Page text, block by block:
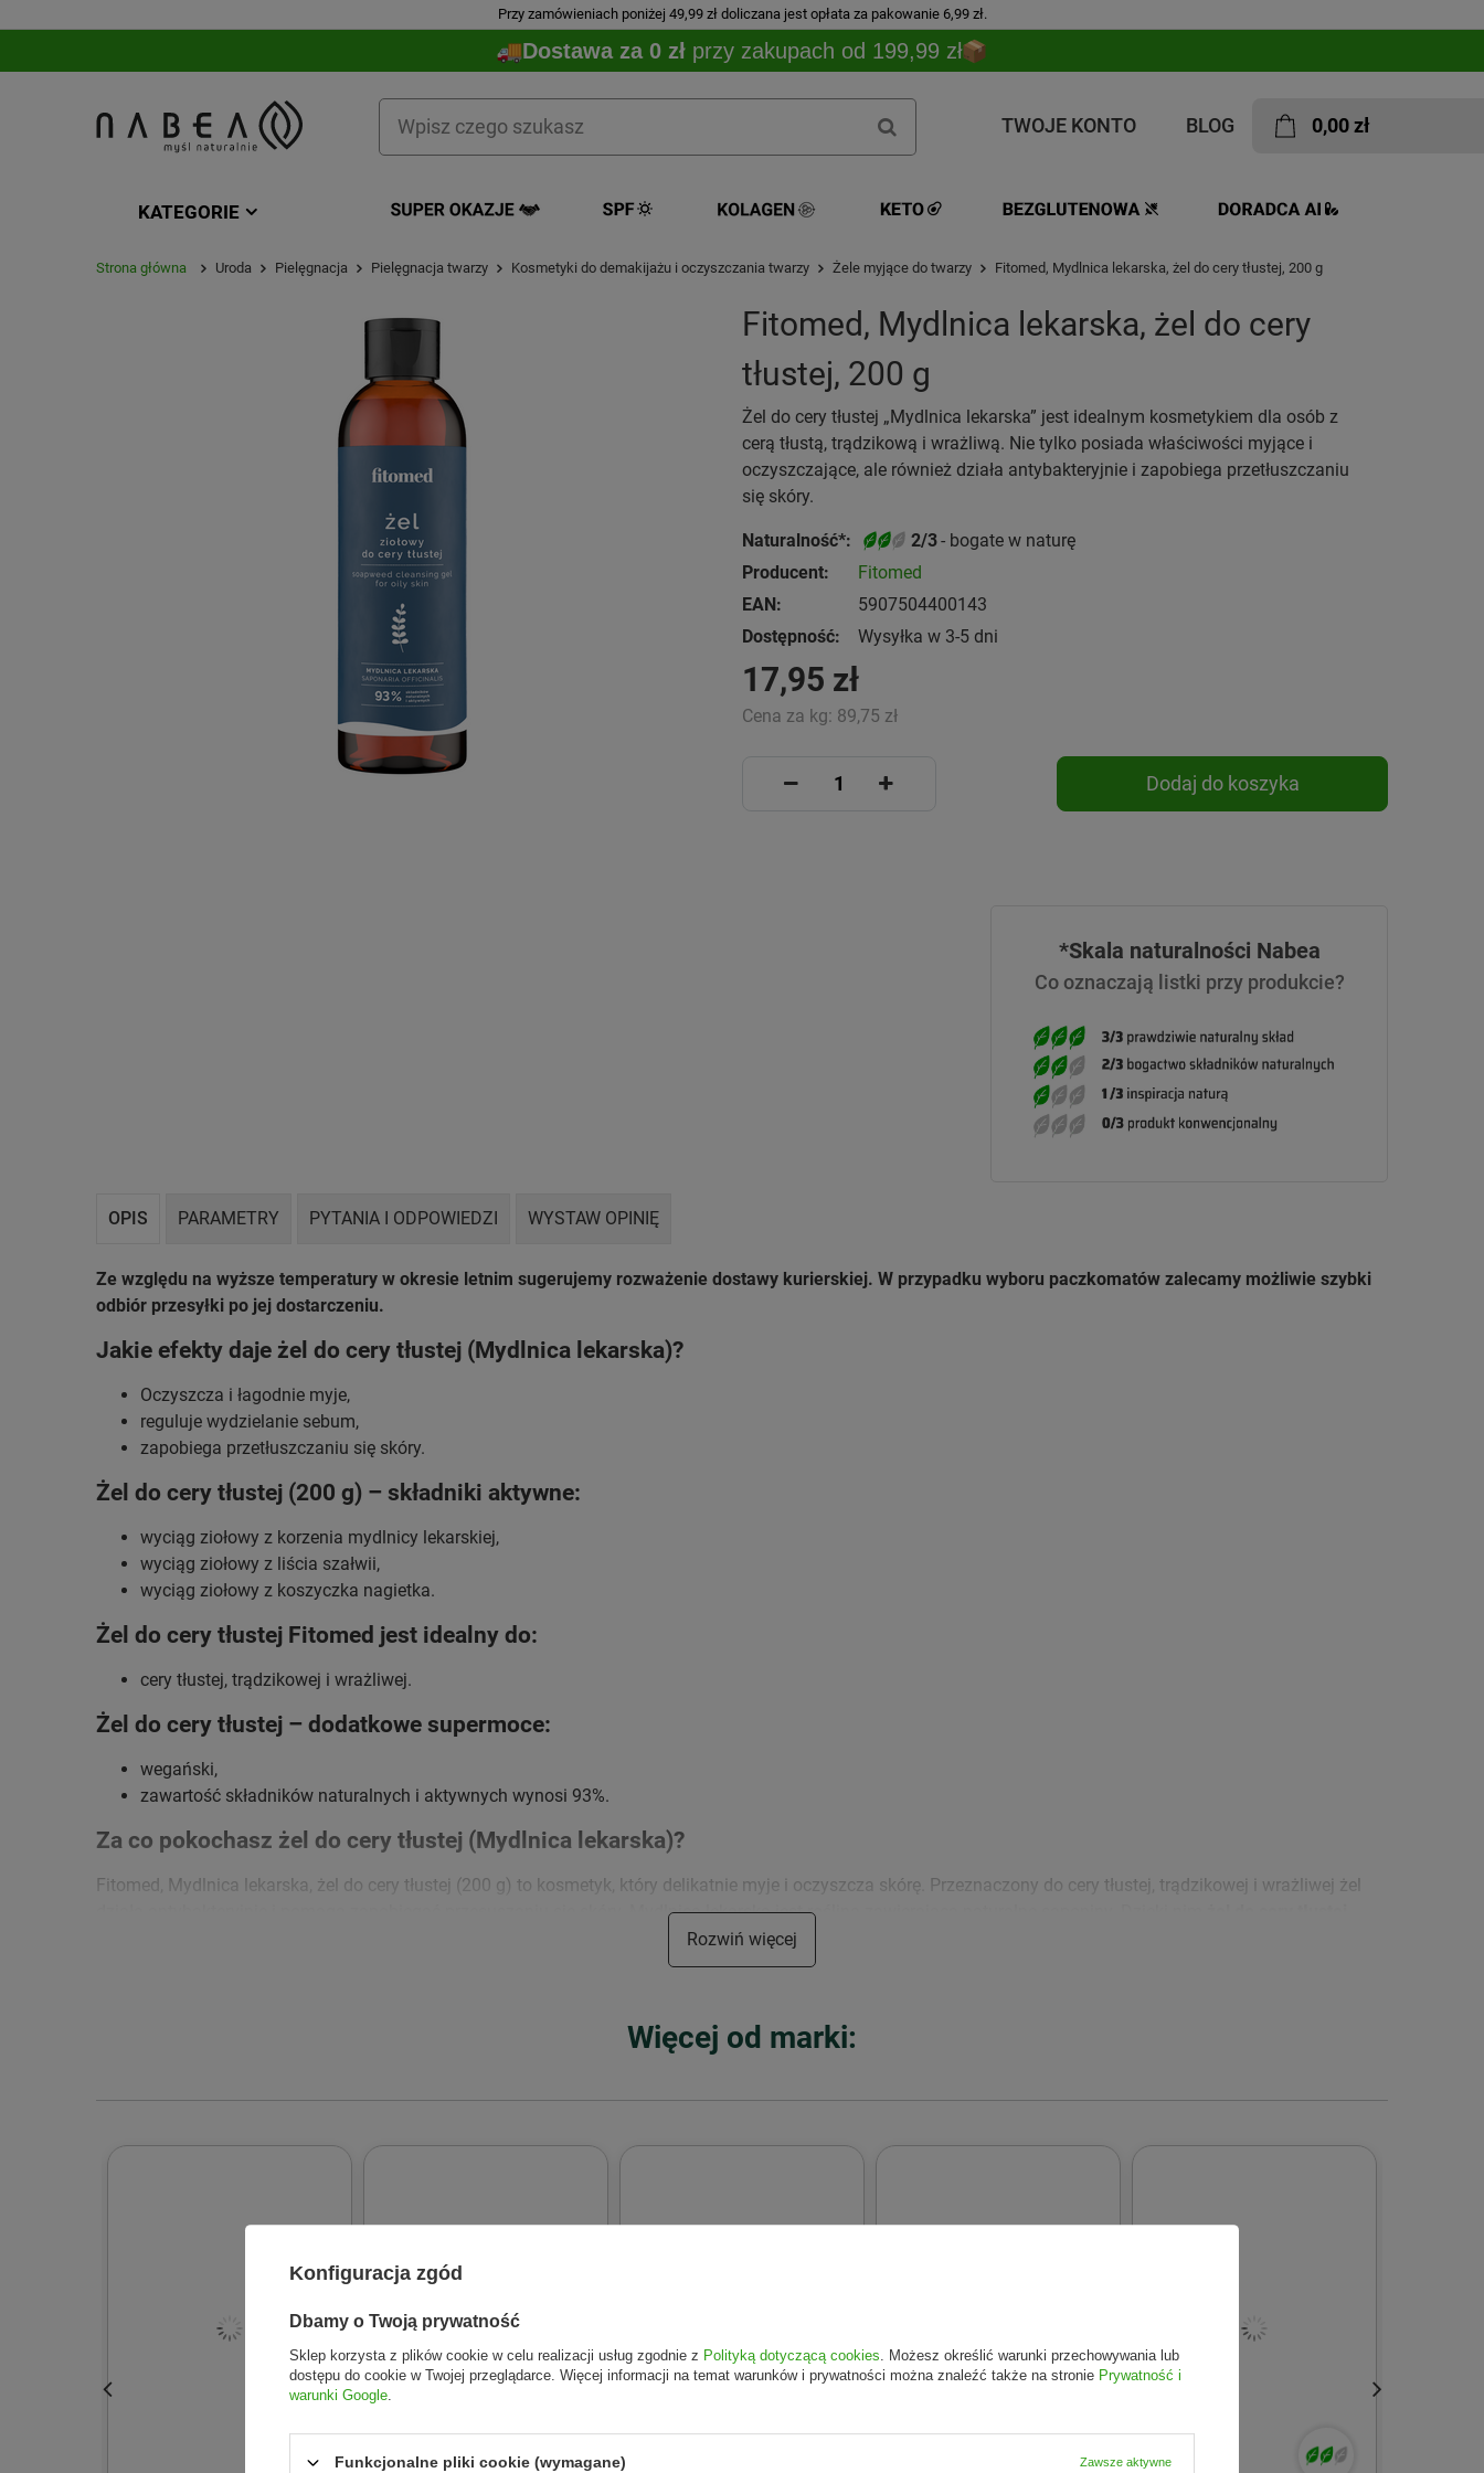
Przy zamówieniach poniżej 49,99 zł doliczana jest opłata za pakowanie 6,99 zł.
Dostawa za 0 zł przy zakupach od 199,99 zł
TWOJE KONTO BLOG 0,00 zł
KATEGORIE
Strona główna Uroda Pielęgnacja Pielęgnacja twarzy Kosmetyki do demakijażu i oczyszczania twarzy Żele myjące do twarzy Fitomed, Mydlnica lekarska, żel do cery tłustej, 200 g
Fitomed, Mydlnica lekarska, żel do cery
tłustej, 200 g
Żel do cery tłustej „Mydlnica lekarska” jest idealnym kosmetykiem dla osób z
cerą tłustą, trądzikową i wrażliwą. Nie tylko posiada właściwości myjące i
oczyszczające, ale również działa antybakteryjnie i zapobiega przetłuszczaniu
się skóry.
Naturalność*: 2/3- bogate w naturę
Producent:
Fitomed
EAN:
5907504400143
Dostępność:
Wysyłka w 3-5 dni
17,95 zł
Cena za kg: 89,75 zł
Dodaj do koszyka
*Skala naturalności Nabea
Co oznaczają listki przy produkcie?
OPIS PARAMETRY PYTANIA I ODPOWIEDZI WYSTAW OPINIĘ
Ze względu na wyższe temperatury w okresie letnim sugerujemy rozważenie dostawy kurierskiej. W przypadku wyboru paczkomatów zalecamy możliwie szybki
odbiór przesyłki po jej dostarczeniu.
Jakie efekty daje żel do cery tłustej (Mydlnica lekarska)?
Oczyszcza i łagodnie myje,
reguluje wydzielanie sebum,
zapobiega przetłuszczaniu się skóry.
Żel do cery tłustej (200 g) – składniki aktywne:
wyciąg ziołowy z korzenia mydlnicy lekarskiej,
wyciąg ziołowy z liścia szałwii,
wyciąg ziołowy z koszyczka nagietka.
Żel do cery tłustej Fitomed jest idealny do:
cery tłustej, trądzikowej i wrażliwej.
Żel do cery tłustej – dodatkowe supermoce:
wegański,
zawartość składników naturalnych i aktywnych wynosi 93%.
Za co pokochasz żel do cery tłustej (Mydlnica lekarska)?
Fitomed, Mydlnica lekarska, żel do cery tłustej (200 g) to kosmetyk, który delikatnie myje i oczyszcza skórę. Przeznaczony do cery tłustej, trądzikowej i wrażliwej żel
działa antybakteryjnie i pomaga zapobiegać przesuszaniu się skóry. Mydlnica lekarska jest rośliną zawierającą naturalne saponiny. Dzięki nim
jest kosmetykiem ziołowym. Możliwe jest wytrącanie się osadu i wahania koloru.
Rozwiń więcej
Więcej od marki:
Konfiguracja zgód
Dbamy o Twoją prywatność
Sklep korzysta z plików cookie w celu realizacji usług zgodnie z Polityką dotyczącą cookies. Możesz określić warunki przechowywania lub
dostępu do cookie w Twojej przeglądarce. Więcej informacji na temat warunków i prywatności można znaleźć także na stronie Prywatność i
warunki Google.
Funkcjonalne pliki cookie (wymagane) Zawsze aktywne